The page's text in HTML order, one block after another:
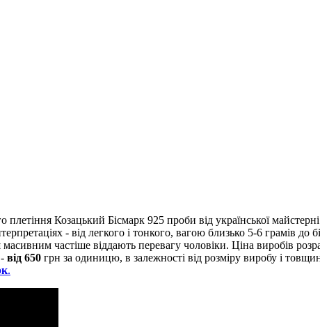
плетіння Козацький Бісмарк 925 проби від української
- від легкого і тонкого, вагою близько 5-6 грамів
масивним частіше віддають перевагу чоловіки. Ціна виробів
від 650 грн за одиницю, в залежності від розміру виробу і
.